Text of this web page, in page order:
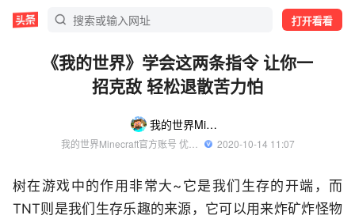
打开看看
《我的世界》学会这两条指令 让你一
招克敌 轻松退散苦力怕
我的世界Minecraft
我的世界Minecraft官方账号 优质游戏领域创作者
  2020-10-14 11:07
树在游戏中的作用非常大~它是我们生存的开端，而
TNT则是我们生存乐趣的来源，它可以用来炸矿炸怪物